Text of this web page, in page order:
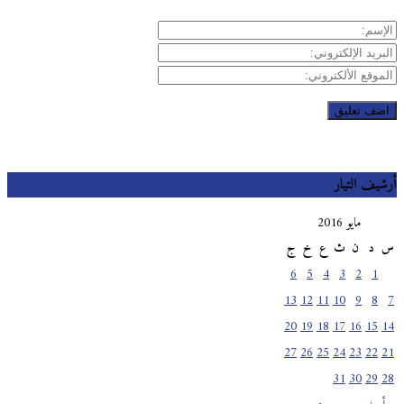
التيار
د ن ث ع خ ج
2
3
4
5
6
8
9
10
11
12
13
15
16
17
18
19
20
22
23
24
25
26
27
29
30
31